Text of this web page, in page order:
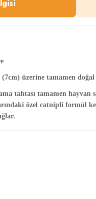
üzerine tamamen doğal
tahtası tamamen hayvan
özel catnipli formül
veya görüntülenemiyor.